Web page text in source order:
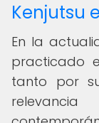
Kenjutsu
En la
practicado
tanto por